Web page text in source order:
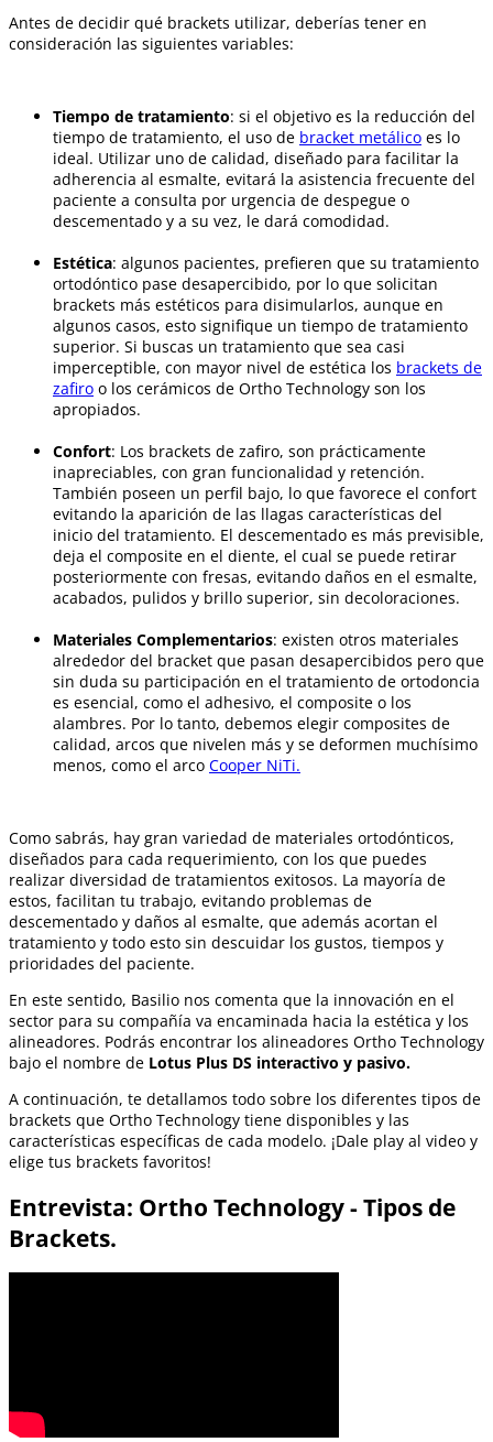
Antes de decidir qué brackets utilizar, deberías tener en
consideración las siguientes variables:
Tiempo de tratamiento: si el objetivo es la reducción del
tiempo de tratamiento, el uso de bracket metálico es lo
ideal. Utilizar uno de calidad, diseñado para facilitar la
adherencia al esmalte, evitará la asistencia frecuente del
paciente a consulta por urgencia de despegue o
descementado y a su vez, le dará comodidad.
Estética: algunos pacientes, prefieren que su tratamiento
ortodóntico pase desapercibido, por lo que solicitan
brackets más estéticos para disimularlos, aunque en
algunos casos, esto signifique un tiempo de tratamiento
superior. Si buscas un tratamiento que sea casi
imperceptible, con mayor nivel de estética los brackets de
zafiro o los cerámicos de Ortho Technology son los
apropiados.
Confort: Los brackets de zafiro, son prácticamente
inapreciables, con gran funcionalidad y retención.
También poseen un perfil bajo, lo que favorece el confort
evitando la aparición de las llagas características del
inicio del tratamiento. El descementado es más previsible,
deja el composite en el diente, el cual se puede retirar
posteriormente con fresas, evitando daños en el esmalte,
acabados, pulidos y brillo superior, sin decoloraciones.
Materiales Complementarios: existen otros materiales
alrededor del bracket que pasan desapercibidos pero que
sin duda su participación en el tratamiento de ortodoncia
es esencial, como el adhesivo, el composite o los
alambres. Por lo tanto, debemos elegir composites de
calidad, arcos que nivelen más y se deformen muchísimo
menos, como el arco Cooper NiTi.
Como sabrás, hay gran variedad de materiales ortodónticos,
diseñados para cada requerimiento, con los que puedes
realizar diversidad de tratamientos exitosos. La mayoría de
estos, facilitan tu trabajo, evitando problemas de
descementado y daños al esmalte, que además acortan el
tratamiento y todo esto sin descuidar los gustos, tiempos y
prioridades del paciente.
En este sentido, Basilio nos comenta que la innovación en el
sector para su compañía va encaminada hacia la estética y los
alineadores. Podrás encontrar los alineadores Ortho Technology
bajo el nombre de Lotus Plus DS interactivo y pasivo.
A continuación, te detallamos todo sobre los diferentes tipos de
brackets que Ortho Technology tiene disponibles y las
características específicas de cada modelo. ¡Dale play al video y
elige tus brackets favoritos!
Entrevista: Ortho Technology - Tipos de
Brackets.